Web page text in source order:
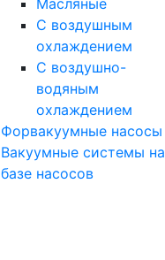
Масляные
C воздушным
охлаждением
C воздушно-
водяным
охлаждением
Форвакуумные насосы
Вакуумные системы на
базе насосов